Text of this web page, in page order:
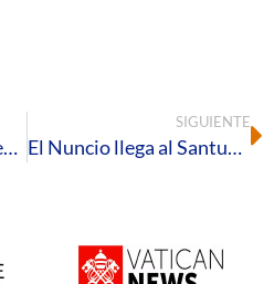
📖 Reseña literaria: ‘Mes del Sagrado Corazón de Jesús’ de María del Sagrado Bernaud
SIGUIENTE
El Nuncio llega al Santuario de la Virgen del Rocío y reza ante la Blanca Paloma